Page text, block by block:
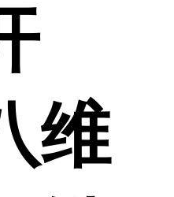
维